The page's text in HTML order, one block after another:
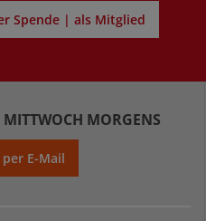
Spende | als Mitglied
MORGENS
per E-Mail